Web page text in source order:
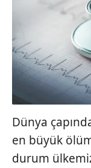
Dünya
en büyük
durum